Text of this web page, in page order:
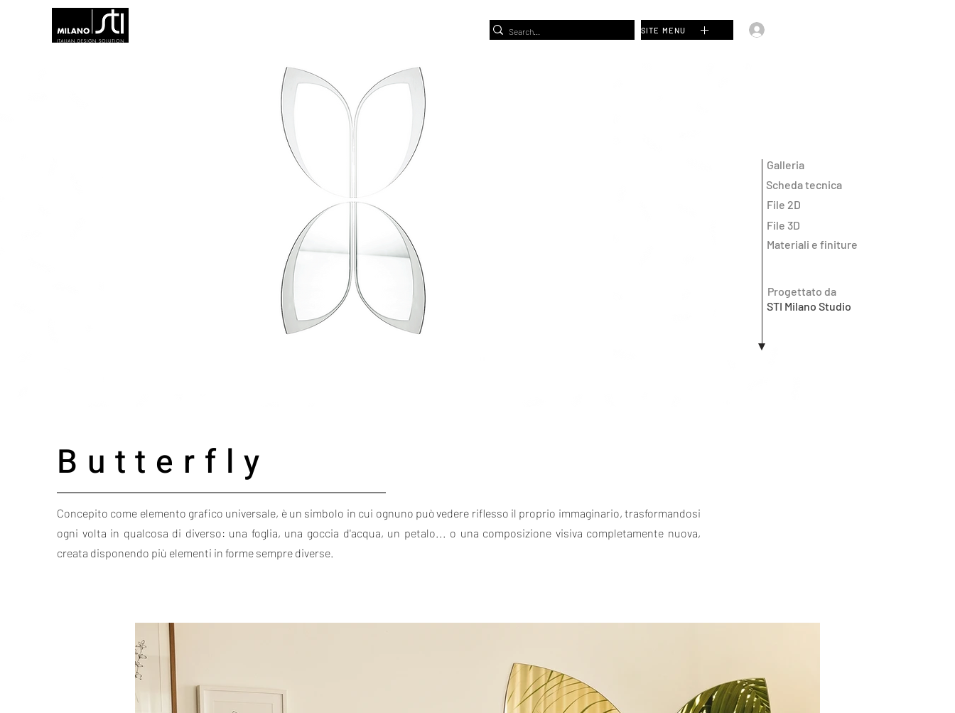
SITE MENU
Galleria
Scheda tecnica
File 2D
File 3D
Materiali e finiture
Progettato da
STI Milano Studio
Butterfly
Concepito come elemento grafico universale, è un simbolo in cui ognuno può vedere riflesso il proprio immaginario, trasformandosi
ogni volta in qualcosa di diverso: una foglia, una goccia d'acqua, un petalo... o una composizione visiva completamente nuova,
creata disponendo più elementi in forme sempre diverse.